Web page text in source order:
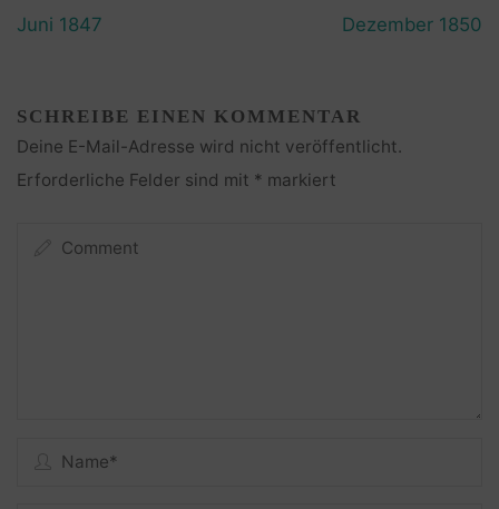
Juni 1847
Dezember 1850
SCHREIBE EINEN KOMMENTAR
Deine E-Mail-Adresse wird nicht veröffentlicht.
Erforderliche Felder sind mit * markiert